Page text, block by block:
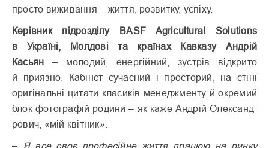
просто виживання – життя, розвитку, успіху.
Керівник підрозділу BASF Agricultural Solutions
в Україні, Молдові та країнах Кавказу Андрій
Касьян – молодий, енергійний, зустрів відкрито
й приязно. Кабінет сучасний і просторий, на стіні
оригінальні цитати класиків менеджменту й окремий
блок фотографій родини – як каже Андрій Олександ­
рович, «мій квітник».